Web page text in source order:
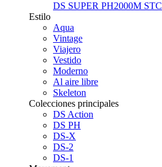
DS SUPER PH2000M STC
Estilo
Aqua
Vintage
Viajero
Vestido
Moderno
Al aire libre
Skeleton
Colecciones principales
DS Action
DS PH
DS-X
DS-2
DS-1